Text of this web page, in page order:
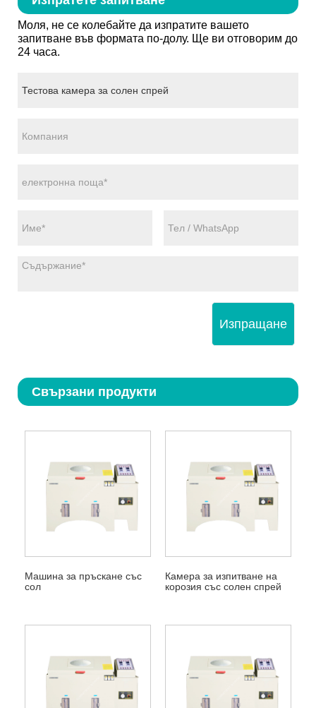
Моля, не се колебайте да изпратите вашето
запитване във формата по-долу. Ще ви отговорим до
24 часа.
Изпращане
Свързани продукти
Машина за пръскане със
сол
Камера за изпитване на
корозия със солен спрей